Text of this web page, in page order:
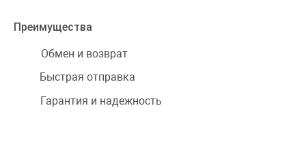
Преимущества
Обмен и возврат
Быстрая отправка
Гарантия и надежность